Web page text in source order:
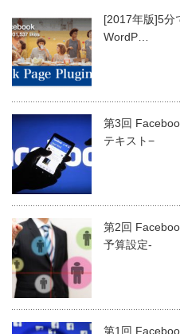
[2017年版]5分
WordP…
第3回
テキスト−
第2回
予算設定-
第1回